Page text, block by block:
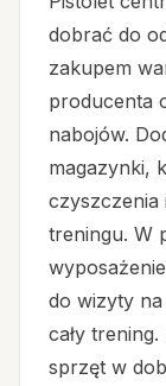
dobrać do
zakupem
producenta
nabojów.
magazynki,
czyszczenia
treningu. W
do wizyty
cały
sprzęt w